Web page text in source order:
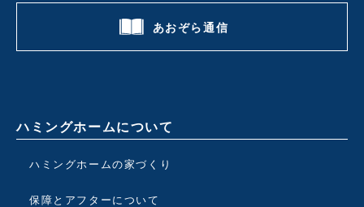
あおぞら通信
ハミングホームについて
ハミングホームの家づくり
保障とアフターについて